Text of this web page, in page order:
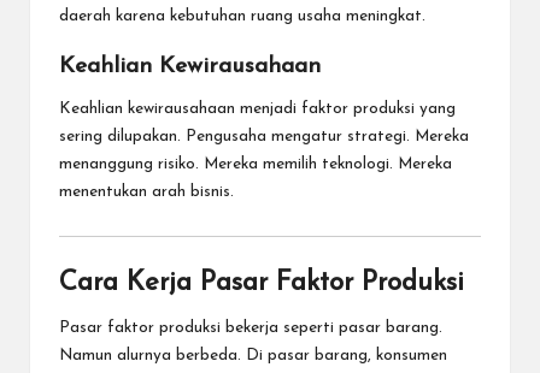
daerah karena kebutuhan ruang usaha meningkat.
Keahlian Kewirausahaan
Keahlian kewirausahaan menjadi faktor produksi yang
sering dilupakan. Pengusaha mengatur strategi. Mereka
menanggung risiko. Mereka memilih teknologi. Mereka
menentukan arah bisnis.
Cara Kerja Pasar Faktor Produksi
Pasar faktor produksi bekerja seperti pasar barang.
Namun alurnya berbeda. Di pasar barang, konsumen